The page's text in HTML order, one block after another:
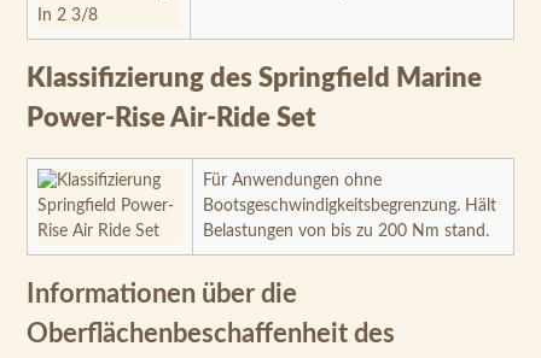
Klassifizierung des Springfield Marine
Power-Rise Air-Ride Set
Für Anwendungen ohne
Bootsgeschwindigkeitsbegrenzung. Hält
Belastungen von bis zu 200 Nm stand.
Informationen über die
Oberflächenbeschaffenheit des